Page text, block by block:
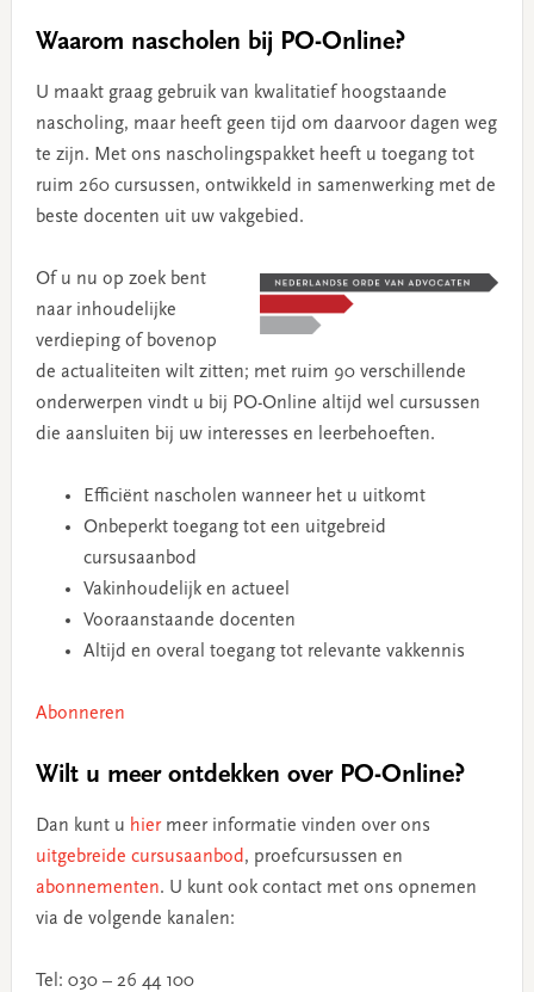
Waarom nascholen bij PO-Online?
U maakt graag gebruik van kwalitatief hoogstaande
nascholing, maar heeft geen tijd om daarvoor dagen weg
te zijn. Met ons nascholingspakket heeft u toegang tot
ruim 260 cursussen, ontwikkeld in samenwerking met de
beste docenten uit uw vakgebied.
Of u nu op zoek bent
naar inhoudelijke
verdieping of bovenop
de actualiteiten wilt zitten; met ruim 90 verschillende
onderwerpen vindt u bij PO-Online altijd wel cursussen
die aansluiten bij uw interesses en leerbehoeften.
Efficiënt nascholen wanneer het u uitkomt
Onbeperkt toegang tot een uitgebreid
cursusaanbod
Vakinhoudelijk en actueel
Vooraanstaande docenten
Altijd en overal toegang tot relevante vakkennis
Abonneren
Wilt u meer ontdekken over PO-Online?
Dan kunt u hiermeer informatie vinden over ons
uitgebreide cursusaanbod, proefcursussen en
abonnementen. U kunt ook contact met ons opnemen
via de volgende kanalen:
Tel: 030 – 26 44 100